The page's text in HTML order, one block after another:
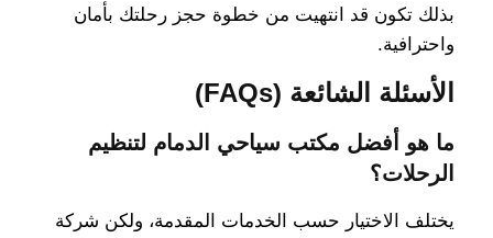
بذلك تكون قد انتهيت من خطوة حجز رحلتك بأمان
واحترافية.
الأسئلة الشائعة (FAQs)
ما هو أفضل مكتب سياحي الدمام لتنظيم
الرحلات؟
يختلف الاختيار حسب الخدمات المقدمة، ولكن شركة